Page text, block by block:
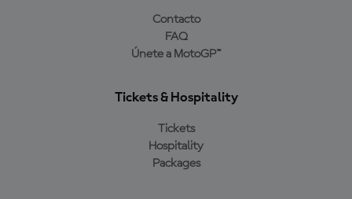
Contacto
FAQ
Únete a MotoGP™
Tickets & Hospitality
Tickets
Hospitality
Packages